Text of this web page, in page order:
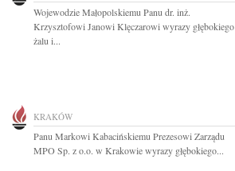
Wojewodzie Małopolskiemu Panu dr. inż.
Krzysztofowi Janowi Klęczarowi wyrazy głębokiego
żalu i...
KRAKÓW
Panu Markowi Kabacińskiemu Prezesowi Zarządu
MPO Sp. z o.o. w Krakowie wyrazy głębokiego...